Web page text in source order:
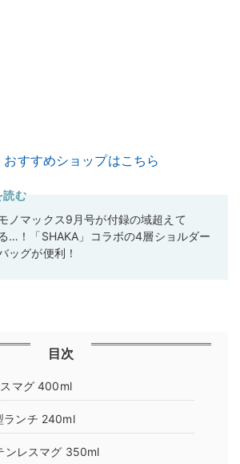
おすすめショップはこちら
読む
ノマックス9月号が付録の域超えて
…！「SHAKA」コラボの4層ショルダー
ッグが便利！
目次
マグ 400ml
ンチ 240ml
レスマグ 350ml